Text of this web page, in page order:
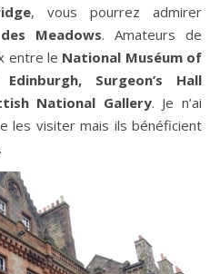
, vous pourrez admirer
Meadows. Amateurs de
entre le National Muséum of
Surgeon’s Hall
National Gallery. Je n’ai
les visiter mais ils bénéficient